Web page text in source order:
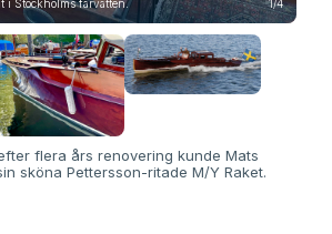
i Stockholms farvatten. 1/4
flera års renovering kunde Mats
sköna Pettersson-ritade M/Y Raket.